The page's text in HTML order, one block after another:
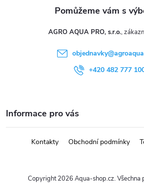
AGRO AQUA PRO, s.r.o.
objednavky@
+420 482 777
Informace pro vás
Kontakty Obchodní podmínky
Copyright 2026 Aqua-shop.cz. Všechna